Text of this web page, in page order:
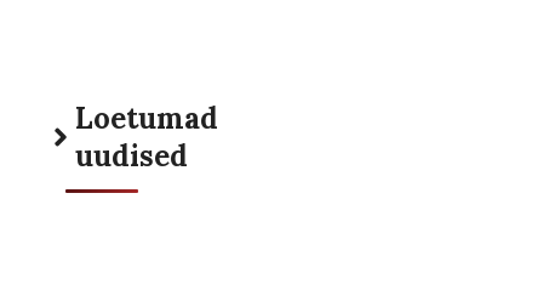
Loetumad
uudised